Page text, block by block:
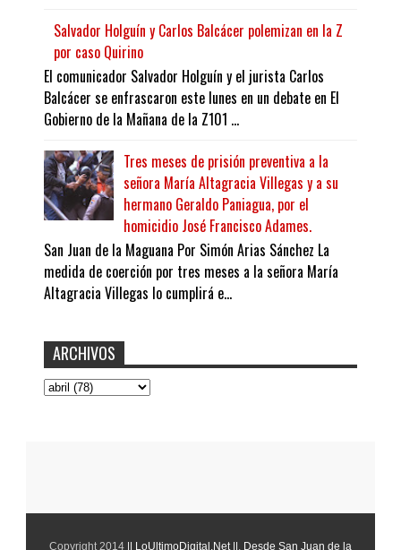
Salvador Holguín y Carlos Balcácer polemizan en la Z
por caso Quirino
El comunicador Salvador Holguín y el jurista Carlos
Balcácer se enfrascaron este lunes en un debate en El
Gobierno de la Mañana de la Z101 ...
Tres meses de prisión preventiva a la
señora María Altagracia Villegas y a su
hermano Geraldo Paniagua, por el
homicidio José Francisco Adames.
San Juan de la Maguana Por Simón Arias Sánchez La
medida de coerción por tres meses a la señora María
Altagracia Villegas lo cumplirá e...
ARCHIVOS
Copyright 2014 || LoUltimoDigital.Net || Desde San Juan de la